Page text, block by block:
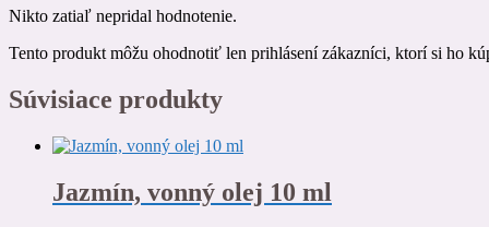
Nikto zatiaľ nepridal hodnotenie.
Tento produkt môžu ohodnotiť len prihlásení zákazníci, ktorí si ho
Súvisiace produkty
Jazmín, vonný olej 10 ml